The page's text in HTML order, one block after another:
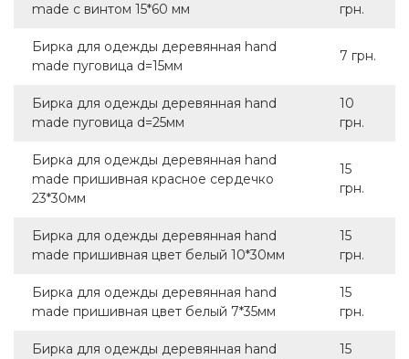
made с винтом 15*60 мм
грн.
Бирка для одежды деревянная hand
made пуговица d=15мм
7 грн.
Бирка для одежды деревянная hand
made пуговица d=25мм
10
грн.
Бирка для одежды деревянная hand
made пришивная красное сердечко
23*30мм
15
грн.
Бирка для одежды деревянная hand
made пришивная цвет белый 10*30мм
15
грн.
Бирка для одежды деревянная hand
made пришивная цвет белый 7*35мм
15
грн.
Бирка для одежды деревянная hand
15